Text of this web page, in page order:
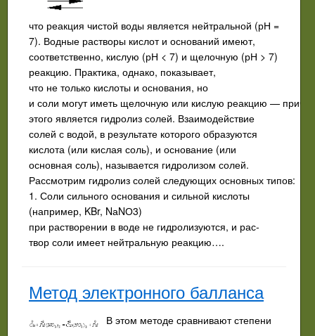
что реакция чистой воды является нейтраль­ной (рН =
7). Водные растворы кислот и оснований имеют,
соответственно, кислую (рН < 7) и щелочную (рН > 7)
реакцию. Практика, однако, показывает,
что не только кислоты и основания, но
и соли могут иметь щелочную или кислую реакцию —
этого является гидролиз солей. Взаимодействие
солей с водой, в результате которого образуются
кислота (или кислая соль), и основание (или
основная соль), называется гидролизом солей.
Рассмотрим гидролиз солей следующих основных типов:
1. Соли сильного основания и сильной кислоты
(например, KBr, NаNО3)
при растворении в воде не гидролизуются, и рас­
твор соли имеет нейтральную реакцию….
Метод электронного балланса
В этом методе сравнивают степени